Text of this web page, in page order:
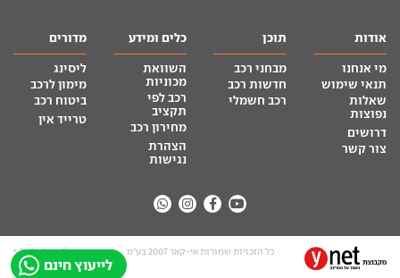
לייעוץ חינם
אודות
מי אנחנו
תנאי שימוש
שאלות
נפוצות
דרושים
צור קשר
תוכן
מבחני רכב
חדשות רכב
רכב חשמלי
כלים ומידע
השוואת
מכוניות
רכב לפי
תקציב
מחירון רכב
הצהרת
נגישות
מדורים
ליסינג
מימון לרכב
ביטוח רכב
טרייד אין
כל הזכויות שמורות אי-קאר 2007 בע”מ site by tq.soft